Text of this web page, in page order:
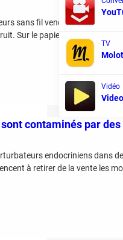
sans fil vendus chez Action
Sur le papier, les Solix SL-
contaminés par
endocriniens dans
à retirer de la vente les
TV
Vidéo